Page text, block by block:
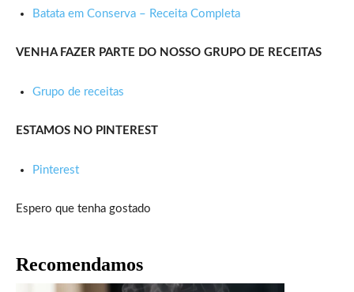
Batata em Conserva – Receita Completa
VENHA FAZER PARTE DO NOSSO GRUPO DE RECEITAS
Grupo de receitas
ESTAMOS NO PINTEREST
Pinterest
Espero que tenha gostado
Recomendamos